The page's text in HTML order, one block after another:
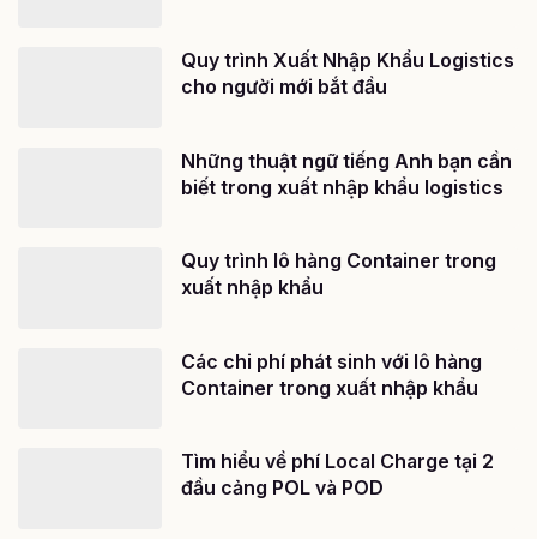
Quy trình Xuất Nhập Khẩu Logistics
cho người mới bắt đầu
Những thuật ngữ tiếng Anh bạn cần
biết trong xuất nhập khẩu logistics
Quy trình lô hàng Container trong
xuất nhập khẩu
Các chi phí phát sinh với lô hàng
Container trong xuất nhập khẩu
Tìm hiểu về phí Local Charge tại 2
đầu cảng POL và POD